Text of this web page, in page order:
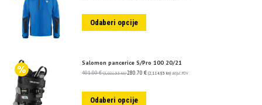
Odaberi opcije
Salomon pancerice S/Pro 100 20/21
401.00€ (3,021.33 kn) 280.70 € (2,114.93 kn) uključ. PDV
Odaberi opcije